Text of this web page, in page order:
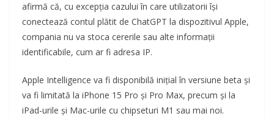
afirmă că, cu excepția cazului în care utilizatorii își
conectează contul plătit de ChatGPT la dispozitivul Apple,
compania nu va stoca cererile sau alte informații
identificabile, cum ar fi adresa IP.
Apple Intelligence va fi disponibilă inițial în versiune beta și
va fi limitată la iPhone 15 Pro și Pro Max, precum și la
iPad-urile și Mac-urile cu chipseturi M1 sau mai noi.